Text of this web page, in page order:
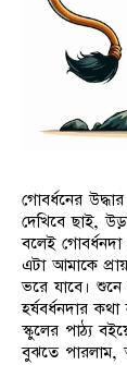
গোবর্ধনের
দেখিবে ছাই,
বলেই
এটা আমাকে
ভরে যাবে।
হর্ষবর্ধনদার
স্কুলের পাঠ্য
বুঝতে পারলাম,